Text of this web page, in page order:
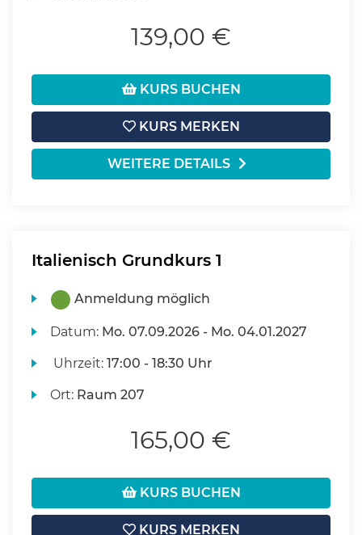
139,00 €
KURS BUCHEN
KURS MERKEN
WEITERE DETAILS
Italienisch Grundkurs 1
Anmeldung möglich
Datum: Mo. 07.09.2026 - Mo. 04.01.2027
Uhrzeit:17:00 - 18:30 Uhr
Ort: Raum 207
165,00 €
KURS BUCHEN
KURS MERKEN